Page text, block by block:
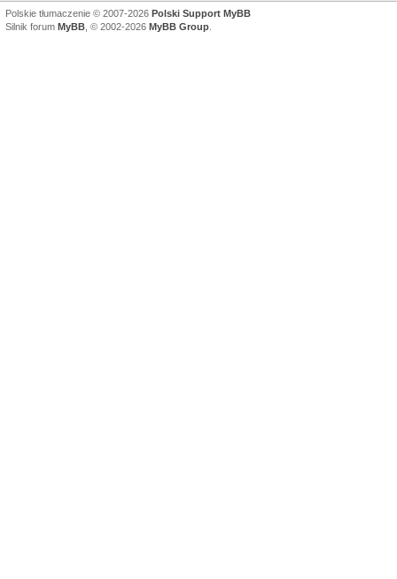
Polskie tłumaczenie © 2007-2026 Polski Support MyBB
Silnik forum MyBB , © 2002-2026 MyBB Group